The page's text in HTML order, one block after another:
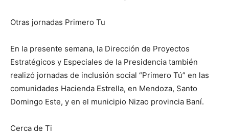
Otras jornadas Primero Tu
En la presente semana, la Dirección de Proyectos
Estratégicos y Especiales de la Presidencia también
realizó jornadas de inclusión social “Primero Tú” en las
comunidades Hacienda Estrella, en Mendoza, Santo
Domingo Este, y en el municipio Nizao provincia Baní.
Cerca de Ti